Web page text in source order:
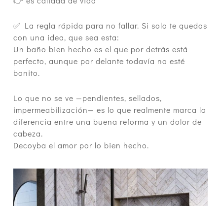
✅ La regla rápida para no fallar. Si solo te quedas
con una idea, que sea esta:
Un baño bien hecho es el que por detrás está
perfecto, aunque por delante todavía no esté
bonito.
Lo que no se ve —pendientes, sellados,
impermeabilización— es lo que realmente marca la
diferencia entre una buena reforma y un dolor de
cabeza.
Decoyba el amor por lo bien hecho.